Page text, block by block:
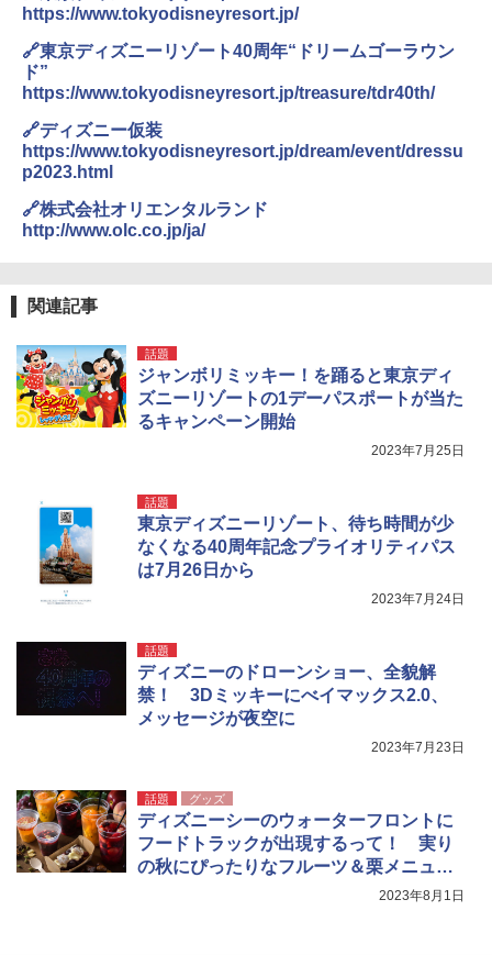
https://www.tokyodisneyresort.jp/
🔗東京ディズニーリゾート40周年“ドリームゴーラウン
ド”
https://www.tokyodisneyresort.jp/treasure/tdr40th/
🔗ディズニー仮装
https://www.tokyodisneyresort.jp/dream/event/dressu
p2023.html
🔗株式会社オリエンタルランド
http://www.olc.co.jp/ja/
関連記事
話題
ジャンボリミッキー！を踊ると東京ディ
ズニーリゾートの1デーパスポートが当た
るキャンペーン開始
2023年7月25日
話題
東京ディズニーリゾート、待ち時間が少
なくなる40周年記念プライオリティパス
は7月26日から
2023年7月24日
話題
ディズニーのドローンショー、全貌解
禁！ 3Dミッキーにべイマックス2.0、
メッセージが夜空に
2023年7月23日
話題 グッズ
ディズニーシーのウォーターフロントに
フードトラックが出現するって！ 実り
の秋にぴったりなフルーツ＆栗メニュー
2023年8月1日